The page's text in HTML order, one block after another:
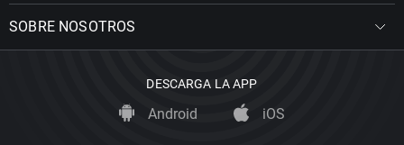
SOBRE NOSOTROS
DESCARGA LA APP
Android iOS